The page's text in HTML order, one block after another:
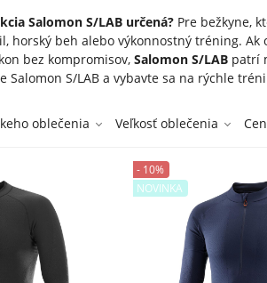
Salomon S/LAB určená? Pre bežkyne,
horský beh alebo výkonnostný tréning. Ak
bez kompromisov,Salomon S/LAB patrí
Salomon S/LAB a vybavte sa na rýchle
oblečenia Veľkosť oblečenia
- 10%
NOVINKA